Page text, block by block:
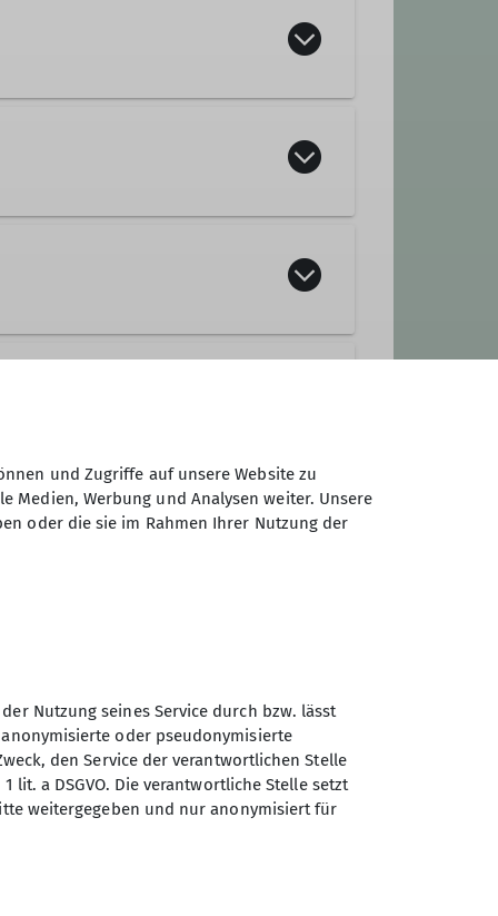
Sektion Potsdam des
Deutschen Alpenvereins e.V.
und Zugriffe auf unsere Website zu
Medien, Werbung und Analysen weiter. Unsere
oder die sie im Rahmen Ihrer Nutzung der
Nutzung seines Service durch bzw. lässt
oder pseudonymisierte
den Service der verantwortlichen Stelle
a DSGVO. Die verantwortliche Stelle setzt
weitergegeben und nur anonymisiert für